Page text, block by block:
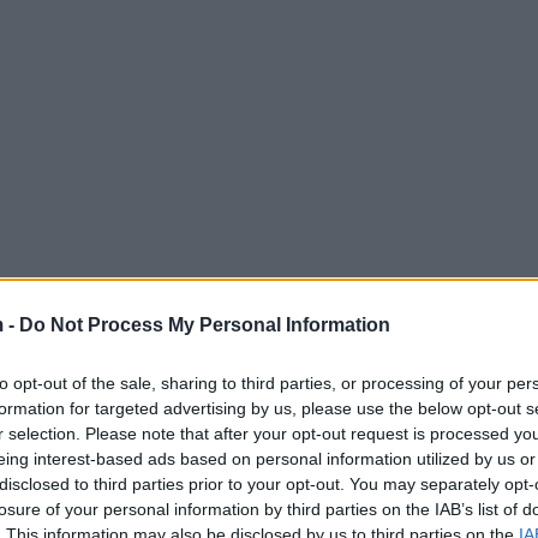
- Do Not Process My Personal Information
opt-out of the sale, sharing to third parties, or processing of your
for targeted advertising by us, please use the below opt-out
selection. Please note that after your opt-out request is processed
interest-based ads based on personal information utilized by us
to third parties prior to your opt-out. You may separately
of your personal information by third parties on the IAB’s list of
e ndodhur në Rrëshen, ku nga shtetas
(B.)., ju informojmë se si pasojë e të shtënave,
I. B. dhe O. Gj., të cilët kanë qenë në afërsi të
për të marrë ndihmën mjekësore.
duke u djegur një automjet tip fuoristradë, që
e vrasjes.